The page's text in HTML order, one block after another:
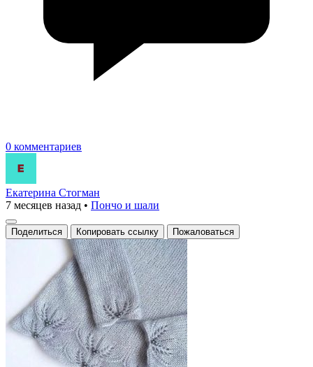
0 комментариев
Екатерина Стогман
7 месяцев назад • Пончо и шали
Поделиться Копировать ссылку Пожаловаться